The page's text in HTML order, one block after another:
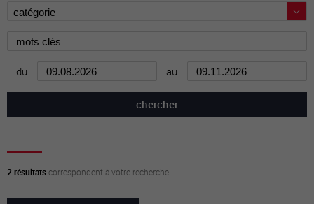
du au
2 résultatscorrespondent à votre recherche